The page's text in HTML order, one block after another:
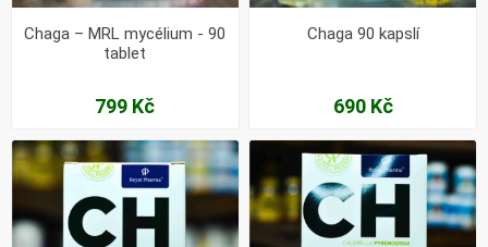
Chaga – MRL mycélium - 90
tablet
799 Kč
Chaga 90 kapslí
690 Kč